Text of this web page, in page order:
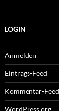
LOGIN
Anmelden
Eintrags-Feed
Kommentar-Feed
WordPress.org